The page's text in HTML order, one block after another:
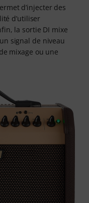
d’injecter des
d’utiliser
la sortie DI mixe
signal de niveau
mixage ou une